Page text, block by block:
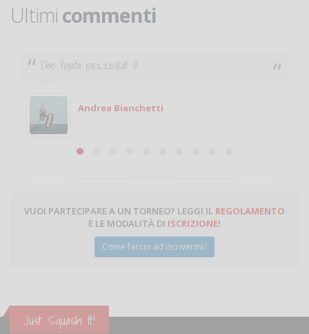
Ultimi commenti
Ciao. Sono a Treviglio da poco e vorrei tornare a
giocare. Se sei in zona e puoi giocare fammi sapere.
Michele
VUOI PARTECIPARE A UN TORNEO? LEGGI IL REGOLAMENTO
E LE MODALITÀ DI ISCRIZIONE!
Come faccio ad iscrivermi?
Just Squash It!